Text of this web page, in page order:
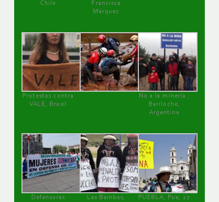
Chile
Francisca
Márquez
Protestas contra
VALE, Brasil
No a la minería ,
Bariloche,
Argentina
Defensoras
Las Bambas,
PUEBLA, Pue, 27